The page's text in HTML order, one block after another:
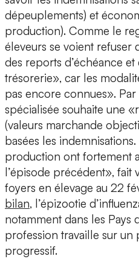
dépeuplements) et
production). Comme le
éleveurs se voient refuser
des reports d’échéance et
trésorerie», car les
pas encore connues». Par
spécialisée souhaite une
(valeurs marchande
basées les
production ont fortement
l’épisode précédent», fait
foyers en élevage au 22
bilan, l’épizootie
notamment dans les Pays
profession travaille sur un
progressif.